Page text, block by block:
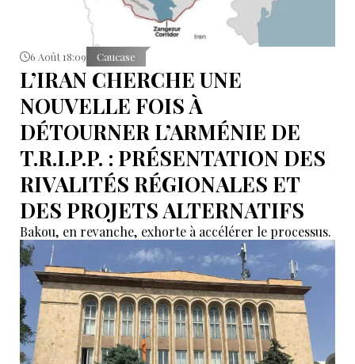
6 Août 18:09 Caucase
L’IRAN CHERCHE UNE
NOUVELLE FOIS À
DÉTOURNER L’ARMÉNIE DE
T.R.I.P.P. : PRÉSENTATION DES
RIVALITÉS RÉGIONALES ET
DES PROJETS ALTERNATIFS
Bakou, en revanche, exhorte à accélérer le processus.